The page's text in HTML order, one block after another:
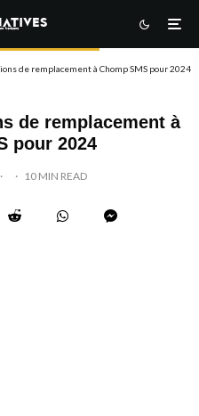
de remplacement à Chomp SMS pour 2024
de remplacement à
pour 2024
· · 10 MIN READ